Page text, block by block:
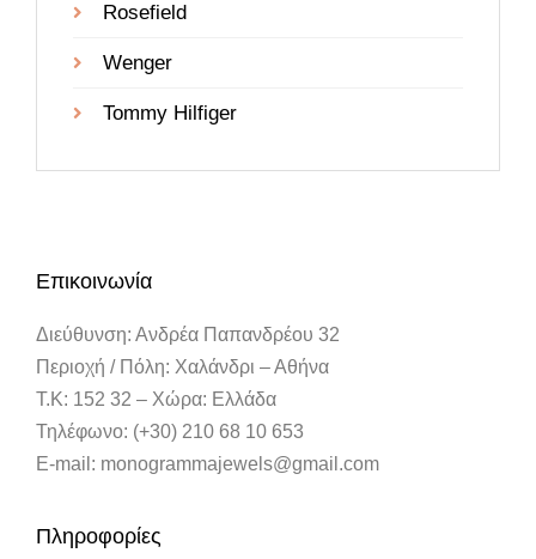
Rosefield
Wenger
Tommy Hilfiger
Επικοινωνία
Διεύθυνση: Ανδρέα Παπανδρέου 32
Περιοχή / Πόλη: Χαλάνδρι – Αθήνα
Τ.Κ: 152 32 – Χώρα: Ελλάδα
Τηλέφωνο: (+30) 210 68 10 653
E-mail: monogrammajewels@gmail.com
Πληροφορίες